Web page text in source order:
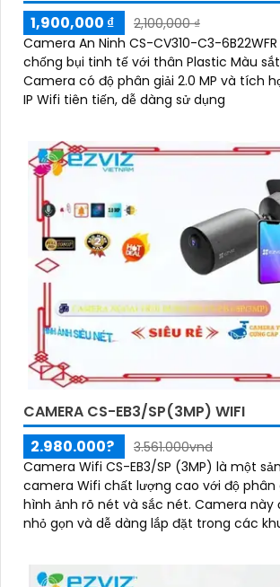
1,900,000 ₫
2,100,000 ₫
Camera An Ninh CS-CV310-C3-
chống bụi tinh tế với thân Plastic Màu
Camera có độ phân giải 2.0 MP và tích
IP Wifi tiên tiến, dễ dàng sử dụng
CAMERA CS-EB3/SP(3MP) WIFI
2.980.000?
3.561.000vnd
Camera Wifi CS-EB3/SP (3MP) là một
camera Wifi chất lượng cao với độ phân
hình ảnh rõ nét và sắc nét. Camera này được thiết kế
nhỏ gọn và dễ dàng lắp đặt trong các